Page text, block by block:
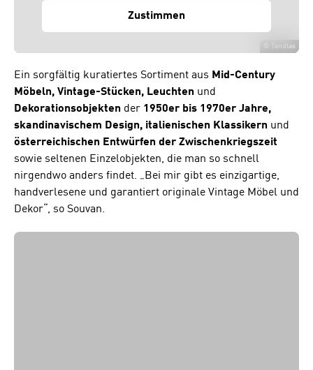
Tandlas
Zustimmen
Ein sorgfältig kuratiertes Sortiment aus Mid-Century
Möbeln, Vintage-Stücken, Leuchten und
Dekorationsobjekten der 1950er bis 1970er Jahre,
skandinavischem Design, italienischen Klassikern und
österreichischen Entwürfen der Zwischenkriegszeit
sowie seltenen Einzelobjekten, die man so schnell
nirgendwo anders findet. „Bei mir gibt es einzigartige,
handverlesene und garantiert originale Vintage Möbel und
Dekor“, so Souvan.